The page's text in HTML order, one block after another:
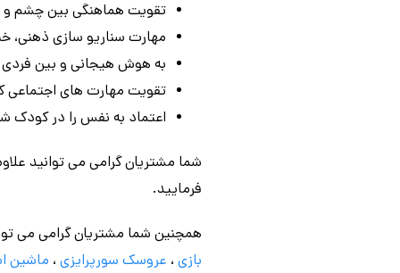
تقویت هماهنگی بین چشم و
مهارت سناریو سازی ذهنی،
به هوش هیجانی و بین فردی
تقویت مهارت های اجتماعی
اعتماد به نفس را در کودک
شما مشتریان گرامی می توانید
فرمایید.
همچنین شما مشتریان گرامی می
بازی ، عروسک سورپرایزی ، ماشین